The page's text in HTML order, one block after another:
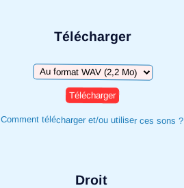
Télécharger
Télécharger
Comment télécharger et/ou utiliser ces sons ?
Droit